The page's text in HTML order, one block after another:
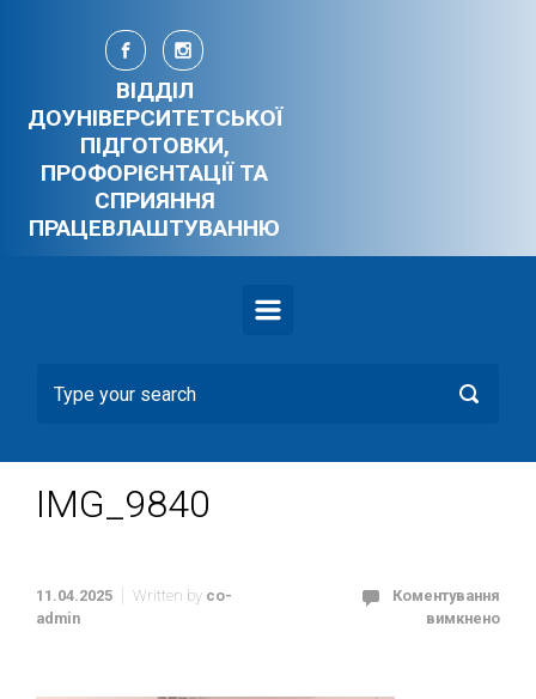
Skip to main content
ВІДДІЛ
ДОУНІВЕРСИТЕТСЬКОЇ
ПІДГОТОВКИ,
ПРОФОРІЄНТАЦІЇ ТА
СПРИЯННЯ
ПРАЦЕВЛАШТУВАННЮ
IMG_9840
11.04.2025 Written by co-
admin
Коментування
вимкнено